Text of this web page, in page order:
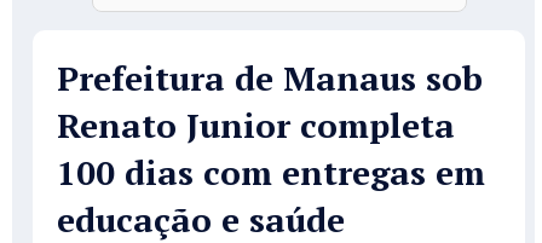
Prefeitura de Manaus sob
Renato Junior completa
100 dias com entregas em
educação e saúde